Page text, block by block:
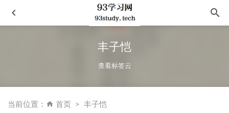
丰子恺
查看标签云
当前位置： 首页 丰子恺